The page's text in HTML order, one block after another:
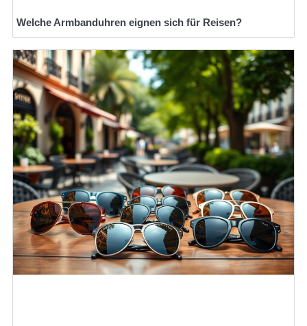
Welche Armbanduhren eignen sich für Reisen?